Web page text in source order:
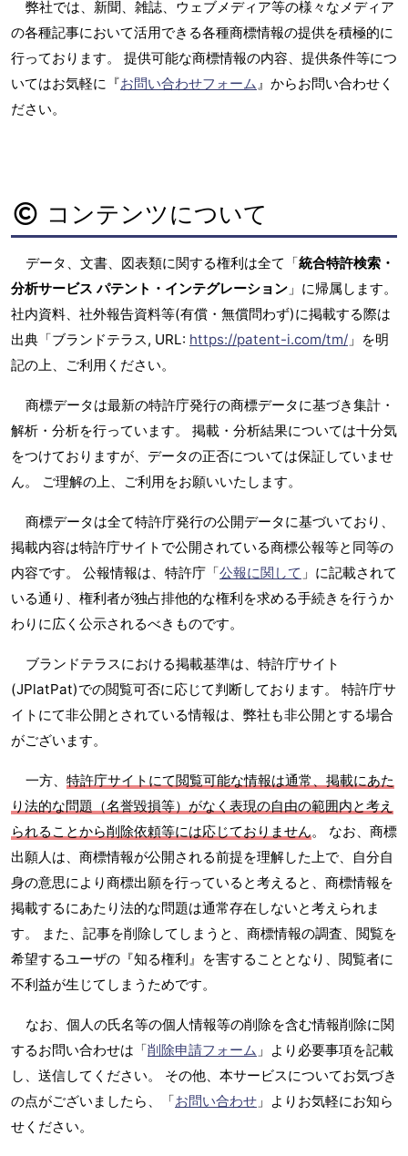
弊社では、新聞、雑誌、ウェブメディア等の様々なメディア
の各種記事において活用できる各種商標情報の提供を積極的に
行っております。 提供可能な商標情報の内容、提供条件等につ
いてはお気軽に『お問い合わせフォーム 』からお問い合わせく
ださい。
コンテンツについて
データ、文書、図表類に関する権利は全て「統合特許検索・
分析サービス パテント・インテグレーション 」に帰属します。
社内資料、社外報告資料等(有償・無償問わず)に掲載する際は
出典「ブランドテラス, URL: https://patent-i.com/tm/ 」を明
記の上、ご利用ください。
商標データは最新の特許庁発行の商標データに基づき集計・
解析・分析を行っています。 掲載・分析結果については十分気
をつけておりますが、データの正否については保証していませ
ん。 ご理解の上、ご利用をお願いいたします。
商標データは全て特許庁発行の公開データに基づいており、
掲載内容は特許庁サイトで公開されている商標公報等と同等の
内容です。 公報情報は、特許庁「公報に関して 」に記載されて
いる通り、権利者が独占排他的な権利を求める手続きを行うか
わりに広く公示されるべきものです。
ブランドテラスにおける掲載基準は、特許庁サイト
(JPlatPat)での閲覧可否に応じて判断しております。 特許庁サ
イトにて非公開とされている情報は、弊社も非公開とする場合
がございます。
一方、 特許庁サイトにて閲覧可能な情報は通常、掲載にあた
り法的な問題（名誉毀損等）がなく表現の自由の範囲内と考え
られることから削除依頼等には応じておりません。 なお、商標
出願人は、商標情報が公開される前提を理解した上で、自分自
身の意思により商標出願を行っていると考えると、商標情報を
掲載するにあたり法的な問題は通常存在しないと考えられま
す。 また、記事を削除してしまうと、商標情報の調査、閲覧を
希望するユーザの『知る権利』を害することとなり、閲覧者に
不利益が生じてしまうためです。
なお、個人の氏名等の個人情報等の削除を含む情報削除に関
するお問い合わせは「削除申請フォーム 」より必要事項を記載
し、送信してください。 その他、本サービスについてお気づき
の点がございましたら、「お問い合わせ 」よりお気軽にお知ら
せください。